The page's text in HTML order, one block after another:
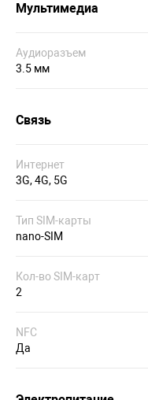
Мультимедиа
Аудиоразъем
3.5 мм
Связь
Интернет
3G, 4G, 5G
Тип SIM-карты
nano-SIM
Кол-во SIM-карт
2
NFC
Да